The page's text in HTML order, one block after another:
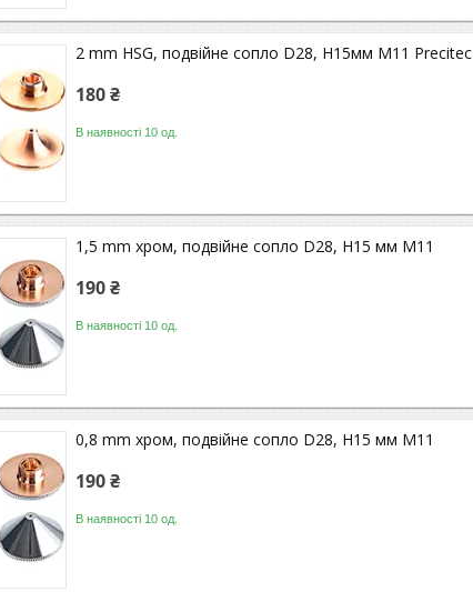
2 mm HSG, подвійне сопло D28, H15мм M11 Precitec
180 ₴
В наявності 10 од.
1,5 mm хром, подвійне сопло D28, H15 мм M11
190 ₴
В наявності 10 од.
0,8 mm хром, подвійне сопло D28, H15 мм M11
190 ₴
В наявності 10 од.